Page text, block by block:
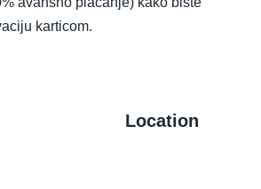
karticom.
Location